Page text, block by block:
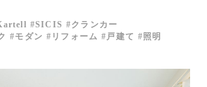
SICIS
クランカー
モダン リフォーム 戸建て 照明